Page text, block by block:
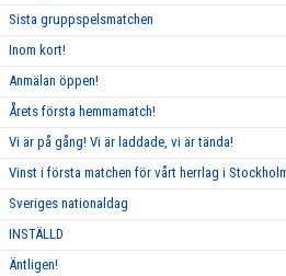
Sista gruppspelsmatchen
Inom kort!
Anmälan öppen!
Årets första hemmamatch!
Vi är på gång! Vi är laddade, vi är tända!
Vinst i första matchen för vårt herrlag i
Sveriges nationaldag
INSTÄLLD
Äntligen!